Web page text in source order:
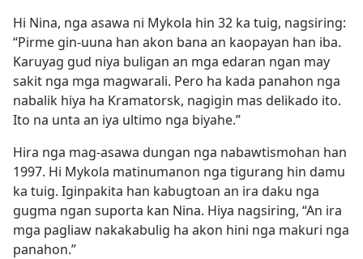
Hi Nina, nga asawa ni Mykola hin 32 ka tuig, nagsiring:
“Pirme gin-uuna han akon bana an kaopayan han iba.
Karuyag gud niya buligan an mga edaran ngan may
sakit nga mga magwarali. Pero ha kada panahon nga
nabalik hiya ha Kramatorsk, nagigin mas delikado ito.
Ito na unta an iya ultimo nga biyahe.”
Hira nga mag-asawa dungan nga nabawtismohan han
1997. Hi Mykola matinumanon nga tigurang hin damu
ka tuig. Iginpakita han kabugtoan an ira daku nga
gugma ngan suporta kan Nina. Hiya nagsiring, “An ira
mga pagliaw nakakabulig ha akon hini nga makuri nga
panahon.”